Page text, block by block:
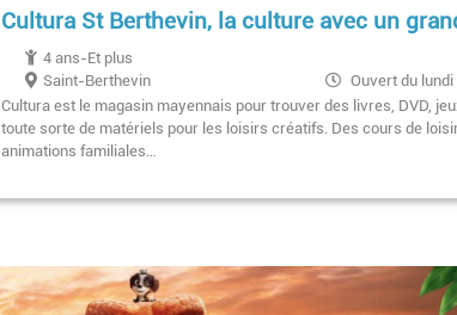
Cultura St Berthevin, la culture avec un
4 ans-Et plus
Saint-Berthevin
Ouvert du
Cultura est le magasin mayennais pour trouver des livres, DVD,
toute sorte de matériels pour les loisirs créatifs. Des cours de
animations familiales…